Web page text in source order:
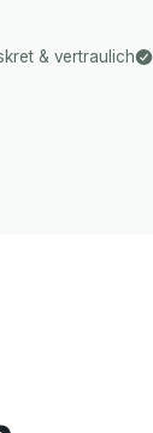
& vertraulich